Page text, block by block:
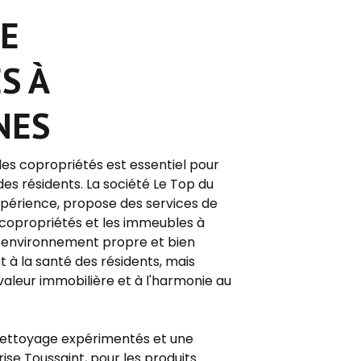
À
copropriétés est essentiel pour
résidents. La société Le Top du
propose des services de
et les immeubles à
environnement propre et bien
la santé des résidents, mais
immobilière et à l'harmonie au
expérimentés et une